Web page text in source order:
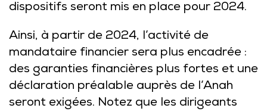
dispositifs seront mis en place pour 2024.
Ainsi, à partir de 2024, l’activité de
mandataire financier sera plus encadrée :
des garanties financières plus fortes et une
déclaration préalable auprès de l’Anah
seront exigées. Notez que les dirigeants